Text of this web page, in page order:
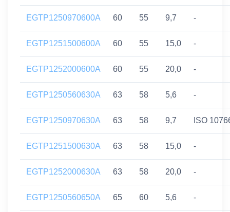
EGTP1250970600A 60 55 9,7 -
EGTP1251500600A 60 55 15,0 -
EGTP1252000600A 60 55 20,0 -
EGTP1250560630A 63 58 5,6 -
EGTP1250970630A 63 58 9,7 ISO
EGTP1251500630A 63 58 15,0 -
EGTP1252000630A 63 58 20,0 -
EGTP1250560650A 65 60 5,6 -